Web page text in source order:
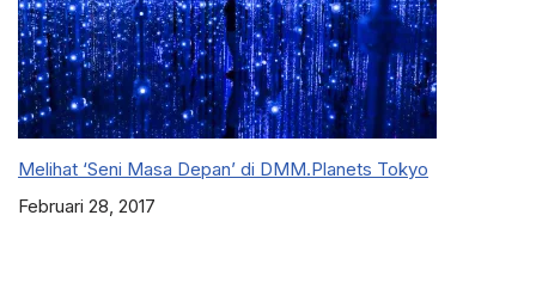
Melihat ‘Seni Masa Depan’ di DMM.Planets Tokyo
Februari 28, 2017